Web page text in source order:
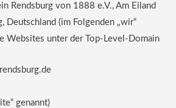
Rendsburg von 1888 e.V., Am Eiland
Deutschland (im Folgenden „wir“
Websites unter der Top-Level-Domain
genannt)